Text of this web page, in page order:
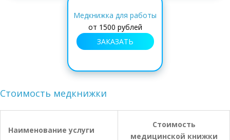
Медкнижка для работы
от 1500 рублей
ЗАКАЗАТЬ
Стоимость медкнижки
Наименование услуги
Стоимость
медицинской книжки